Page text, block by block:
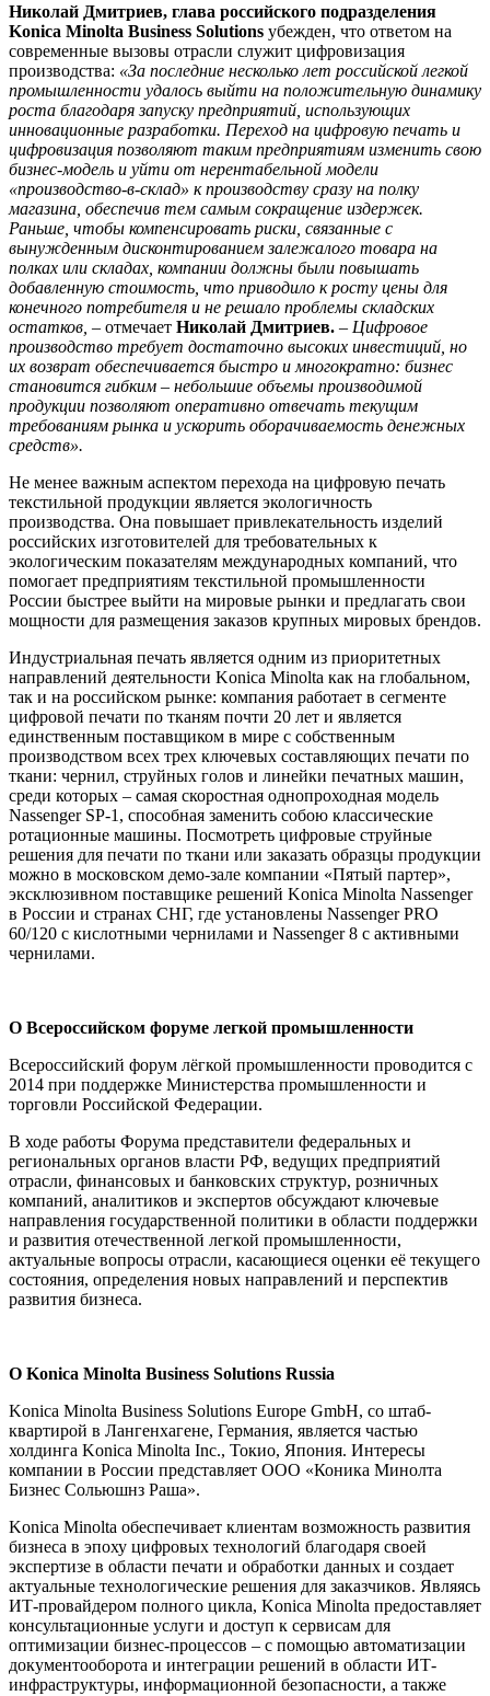
Николай Дмитриев, глава российского подразделения
Konica Minolta Business Solutions убежден, что ответом на
современные вызовы отрасли служит цифровизация
производства: «За последние несколько лет российской легкой
промышленности удалось выйти на положительную динамику
роста благодаря запуску предприятий, использующих
инновационные разработки. Переход на цифровую печать и
цифровизация позволяют таким предприятиям изменить свою
бизнес-модель и уйти от нерентабельной модели
«производство-в-склад» к производству сразу на полку
магазина, обеспечив тем самым сокращение издержек.
Раньше, чтобы компенсировать риски, связанные с
вынужденным дисконтированием залежалого товара на
полках или складах, компании должны были повышать
добавленную стоимость, что приводило к росту цены для
конечного потребителя и не решало проблемы складских
остатков, – отмечает Николай Дмитриев. – Цифровое
производство требует достаточно высоких инвестиций, но
их возврат обеспечивается быстро и многократно: бизнес
становится гибким – небольшие объемы производимой
продукции позволяют оперативно отвечать текущим
требованиям рынка и ускорить оборачиваемость денежных
средств».
Не менее важным аспектом перехода на цифровую печать
текстильной продукции является экологичность
производства. Она повышает привлекательность изделий
российских изготовителей для требовательных к
экологическим показателям международных компаний, что
помогает предприятиям текстильной промышленности
России быстрее выйти на мировые рынки и предлагать свои
мощности для размещения заказов крупных мировых брендов.
Индустриальная печать является одним из приоритетных
направлений деятельности Konica Minolta как на глобальном,
так и на российском рынке: компания работает в сегменте
цифровой печати по тканям почти 20 лет и является
единственным поставщиком в мире с собственным
производством всех трех ключевых составляющих печати по
ткани: чернил, струйных голов и линейки печатных машин,
среди которых – самая скоростная однопроходная модель
Nassenger SP-1, способная заменить собою классические
ротационные машины. Посмотреть цифровые струйные
решения для печати по ткани или заказать образцы продукции
можно в московском демо-зале компании «Пятый партер»,
эксклюзивном поставщике решений Konica Minolta Nassenger
в России и странах СНГ, где установлены Nassenger PRO
60/120 с кислотными чернилами и Nassenger 8 с активными
чернилами.
О Всероссийском форуме легкой промышленности
Всероссийский форум лёгкой промышленности проводится с
2014 при поддержке Министерства промышленности и
торговли Российской Федерации.
В ходе работы Форума представители федеральных и
региональных органов власти РФ, ведущих предприятий
отрасли, финансовых и банковских структур, розничных
компаний, аналитиков и экспертов обсуждают ключевые
направления государственной политики в области поддержки
и развития отечественной легкой промышленности,
актуальные вопросы отрасли, касающиеся оценки её текущего
состояния, определения новых направлений и перспектив
развития бизнеса.
О Konica Minolta Business Solutions Russia
Konica Minolta Business Solutions Europe GmbH, со штаб-
квартирой в Лангенхагене, Германия, является частью
холдинга Konica Minolta Inc., Токио, Япония. Интересы
компании в России представляет ООО «Коника Минолта
Бизнес Сольюшнз Раша».
Konica Minolta обеспечивает клиентам возможность развития
бизнеса в эпоху цифровых технологий благодаря своей
экспертизе в области печати и обработки данных и создает
актуальные технологические решения для заказчиков. Являясь
ИТ-провайдером полного цикла, Konica Minolta предоставляет
консультационные услуги и доступ к сервисам для
оптимизации бизнес-процессов – с помощью автоматизации
документооборота и интеграции решений в области ИТ-
инфраструктуры, информационной безопасности, а также